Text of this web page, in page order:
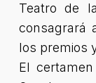
Teatro de
consagrará
los premios
El